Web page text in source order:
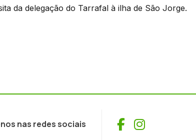
da delegação do Tarrafal à ilha de São Jorge.
nas redes sociais Facebook
Instagram